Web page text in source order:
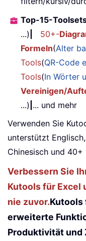
Top-15-
...)
50+-
Formeln(Alter
Tools(QR-Code
Tools(In Wörter
Vereinigen/
...) ... und mehr
Verwenden Sie
unterstützt
Chinesisch und 40+
Verbessern Sie
Kutools für Excel
nie zuvor.Kutools
erweiterte
Produktivität und